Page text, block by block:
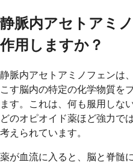
静脈内アセトアミ
作用しますか？
静脈内アセトアミノフェンは
こす脳内の特定の化学物質を
ます。これは、何も服用しな
どのオピオイド薬ほど強力で
考えられています。
薬が血流に入ると、脳と脊髄